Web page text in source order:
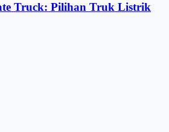
Truck: Pilihan Truk Listrik